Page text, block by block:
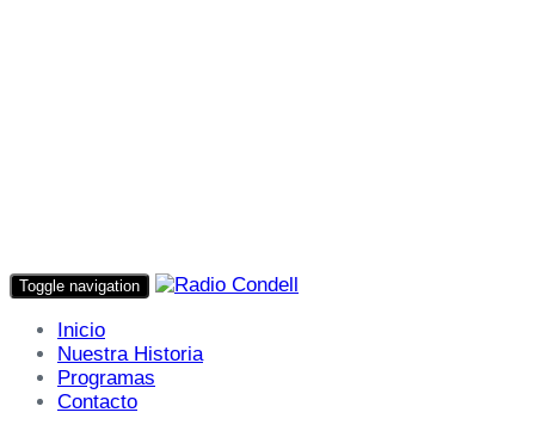
Toggle navigation
Inicio
Nuestra Historia
Programas
Contacto